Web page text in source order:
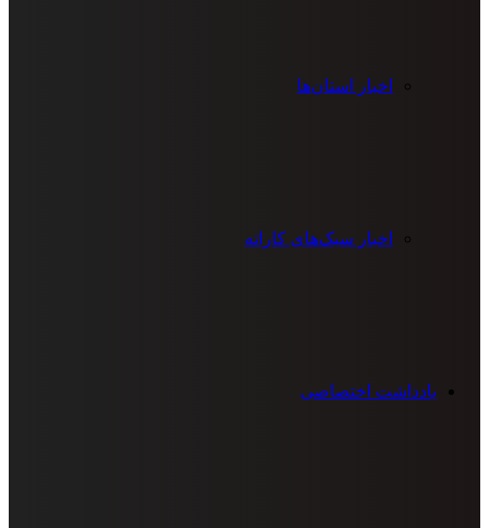
اخبار استان‌ها
اخبار سبک‌های کاراته
یادداشت اختصاصی